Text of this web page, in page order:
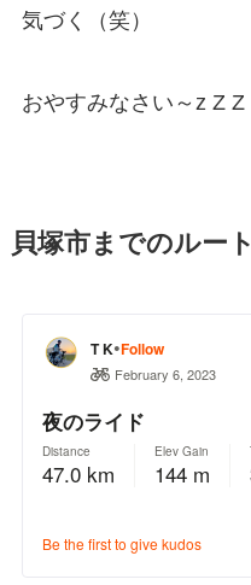
気づく（笑）
おやすみなさい～z Z Z
貝塚市までのルート